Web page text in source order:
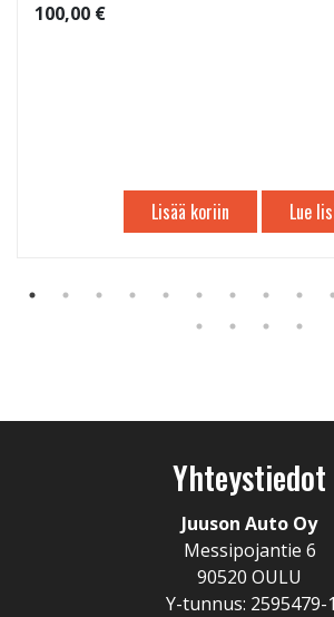
100,00 €
Lisää koriin Lue
Yhteystiedot
Juuson Auto Oy
Messipojantie 6
90520 OULU
Y-tunnus: 2595479-1